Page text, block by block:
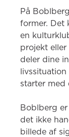
På
former. Det
en
projekt
deler dine
starter med
Boblberg
det ikke
billede af